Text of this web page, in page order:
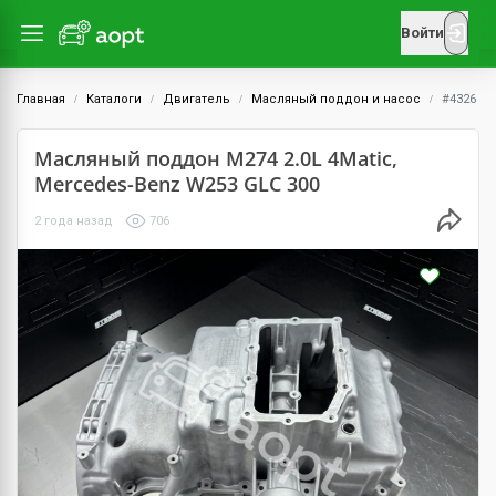
Войти
Главная Каталоги Двигатель Масляный поддон и насос #4326
Масляный поддон M274 2.0L 4Matic,
Mercedes-Benz W253 GLC 300
2 года назад 706